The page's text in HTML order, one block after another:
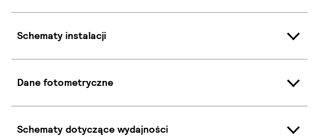
Schematy instalacji
Dane fotometryczne
Schematy dotyczące wydajności